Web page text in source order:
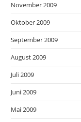
November 2009
Oktober 2009
September 2009
August 2009
Juli 2009
Juni 2009
Mai 2009